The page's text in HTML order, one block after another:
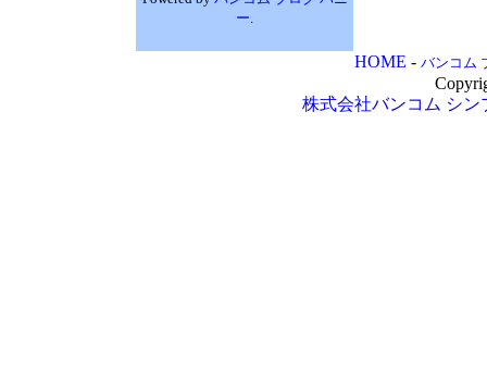
ー.
HOME - バンコム
株式会社バンコム シン